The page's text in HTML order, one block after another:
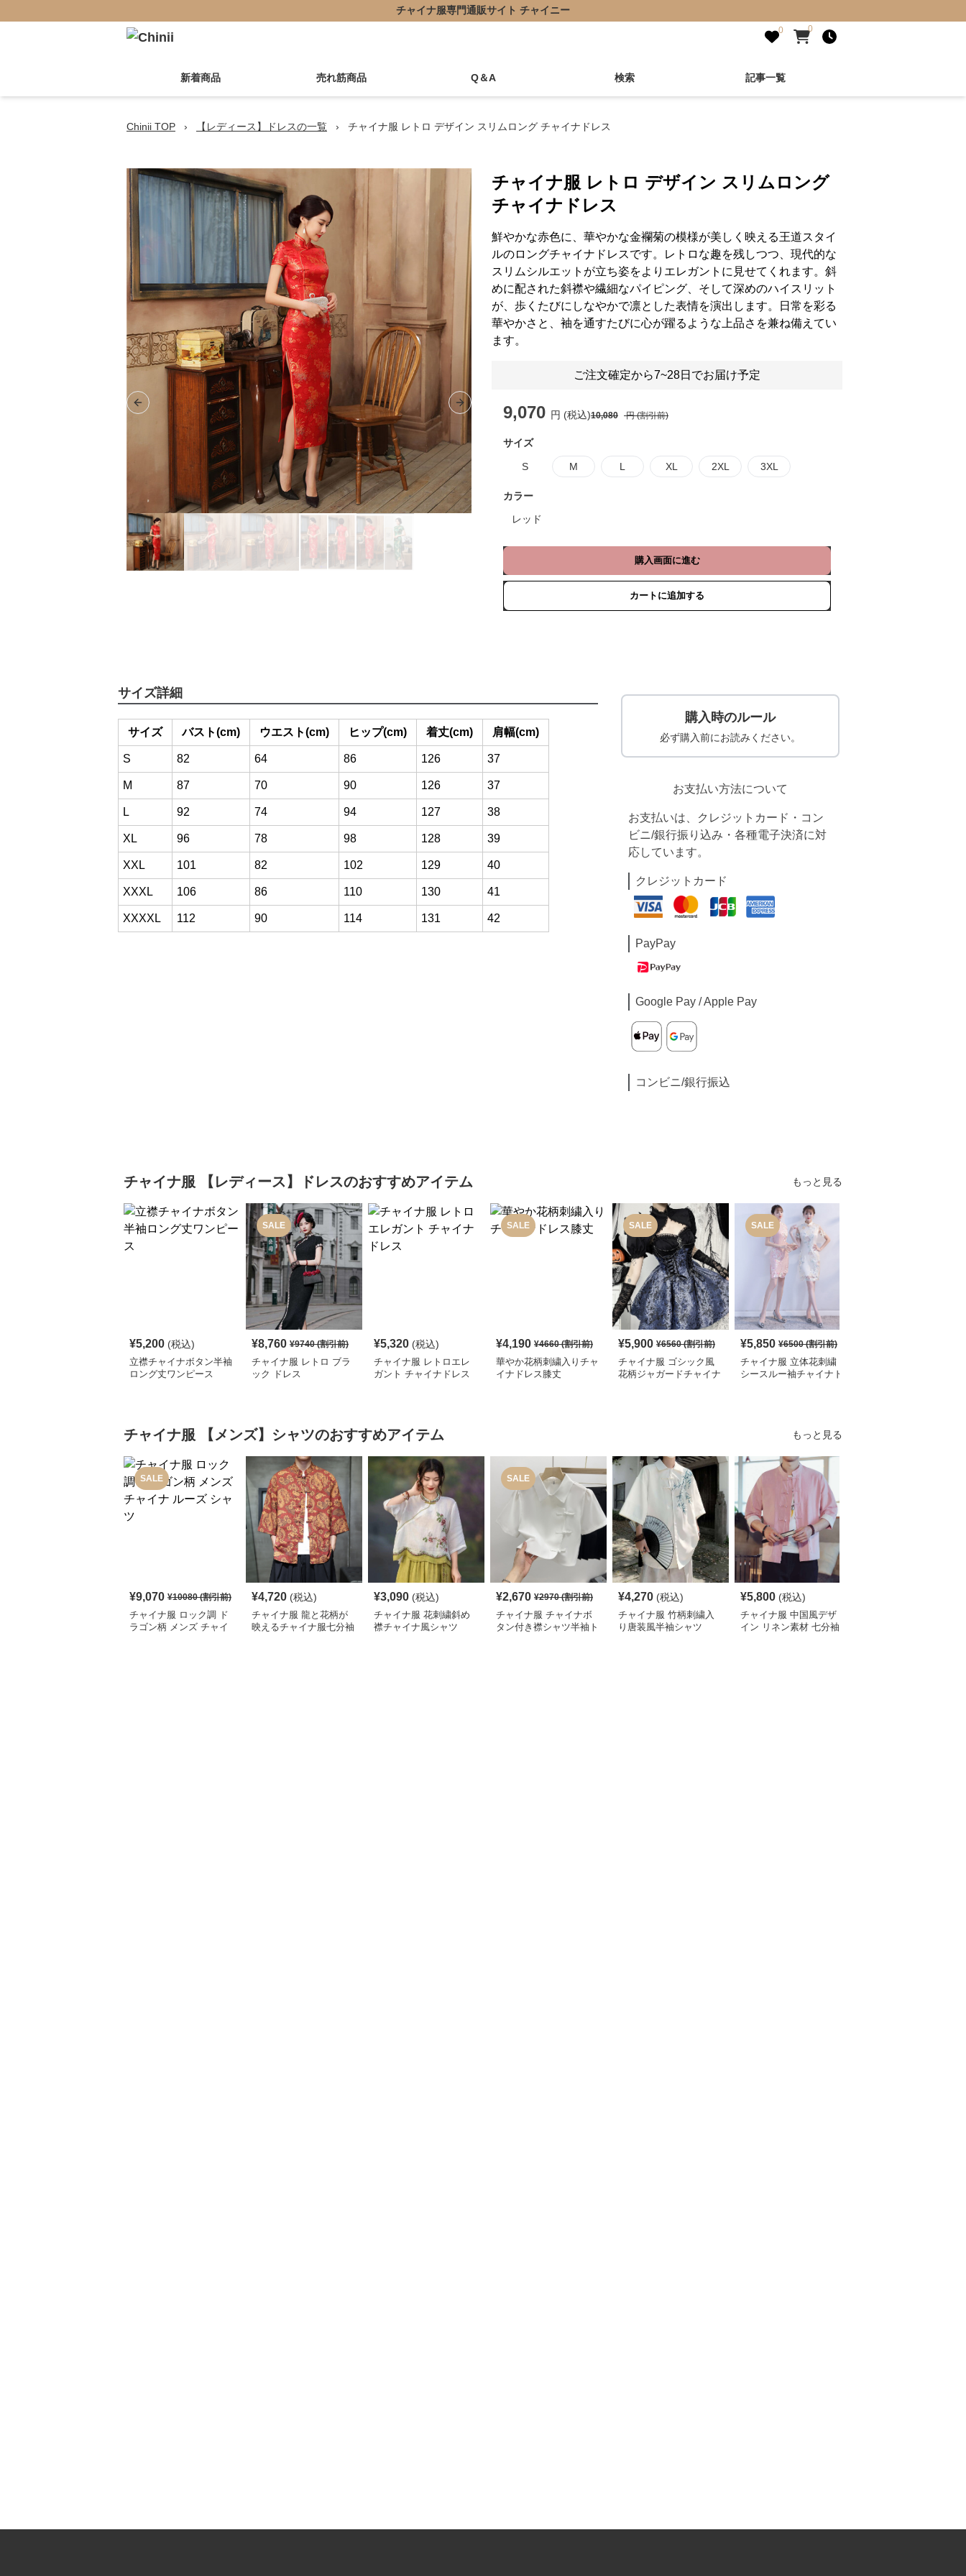
チャイナ服専門通販サイト チャイニー
0 0
新着商品 売れ筋商品 Q＆A 検索 記事一覧
Chinii TOP › 【レディース】ドレスの一覧 › チャイナ服 レトロ デザイン スリムロング チャイナドレス
Previous slide Next slide
チャイナ服 レトロ デザイン スリムロング
チャイナドレス
鮮やかな赤色に、華やかな金襴菊の模様が美しく映える王道スタイ
ルのロングチャイナドレスです。レトロな趣を残しつつ、現代的な
スリムシルエットが立ち姿をよりエレガントに見せてくれます。斜
めに配された斜襟や繊細なパイピング、そして深めのハイスリット
が、歩くたびにしなやかで凛とした表情を演出します。日常を彩る
華やかさと、袖を通すたびに心が躍るような上品さを兼ね備えてい
ます。
ご注文確定から7~28日でお届け予定
9,070 円 (税込)10,080 円 (割引前)
サイズ
S M L XL 2XL 3XL
カラー
レッド
購入画面に進む
カートに追加する
サイズ詳細
サイズ バスト(cm) ウエスト(cm) ヒップ(cm) 着丈(cm) 肩幅(cm)
S 82 64 86 126 37
M 87 70 90 126 37
L 92 74 94 127 38
XL 96 78 98 128 39
XXL 101 82 102 129 40
XXXL 106 86 110 130 41
XXXXL 112 90 114 131 42
購入時のルール
必ず購入前にお読みください。
お支払い方法について
お支払いは、クレジットカード・コン
ビニ/銀行振り込み・各種電子決済に対
応しています。
クレジットカード
PayPay
Google Pay / Apple Pay
コンビニ/銀行振込
チャイナ服 【レディース】ドレスのおすすめアイテム もっと見る
¥5,200 (税込)
立襟チャイナボタン半袖
ロング丈ワンピース
SALE
¥8,760 ¥9740(割引前)
チャイナ服 レトロ ブラ
ック ドレス
¥5,320 (税込)
チャイナ服 レトロエレ
ガント チャイナドレス
SALE
¥4,190 ¥4660(割引前)
華やか花柄刺繍入りチャ
イナドレス膝丈
SALE
¥5,900 ¥6560(割引前)
チャイナ服 ゴシック風
花柄ジャガードチャイナ
SALE
¥5,850 ¥6500(割引前)
チャイナ服 立体花刺繍
シースルー袖チャイナド
チャイナ服 【メンズ】シャツのおすすめアイテム もっと見る
SALE
¥9,070 ¥10080(割引前)
チャイナ服 ロック調 ド
ラゴン柄 メンズ チャイ
¥4,720 (税込)
チャイナ服 龍と花柄が
映えるチャイナ服七分袖
¥3,090 (税込)
チャイナ服 花刺繍斜め
襟チャイナ風シャツ
SALE
¥2,670 ¥2970(割引前)
チャイナ服 チャイナボ
タン付き襟シャツ半袖ト
¥4,270 (税込)
チャイナ服 竹柄刺繍入
り唐装風半袖シャツ
¥5,800 (税込)
チャイナ服 中国風デザ
イン リネン素材 七分袖